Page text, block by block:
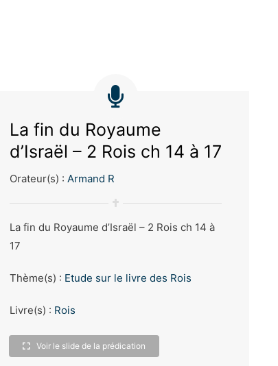
La fin du Royaume
d’Israël – 2 Rois ch 14 à 17
Orateur(s) : Armand R
La fin du Royaume d’Israël – 2 Rois ch 14 à
17
Thème(s) : Etude sur le livre des Rois
Livre(s) : Rois
Voir le slide de la prédication